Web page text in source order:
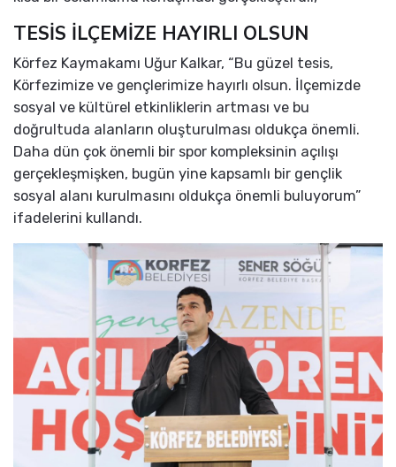
TESİS İLÇEMİZE HAYIRLI OLSUN
Körfez Kaymakamı Uğur Kalkar, “Bu güzel tesis,
Körfezimize ve gençlerimize hayırlı olsun. İlçemizde
sosyal ve kültürel etkinliklerin artması ve bu
doğrultuda alanların oluşturulması oldukça önemli.
Daha dün çok önemli bir spor kompleksinin açılışı
gerçekleşmişken, bugün yine kapsamlı bir gençlik
sosyal alanı kurulmasını oldukça önemli buluyorum”
ifadelerini kullandı.